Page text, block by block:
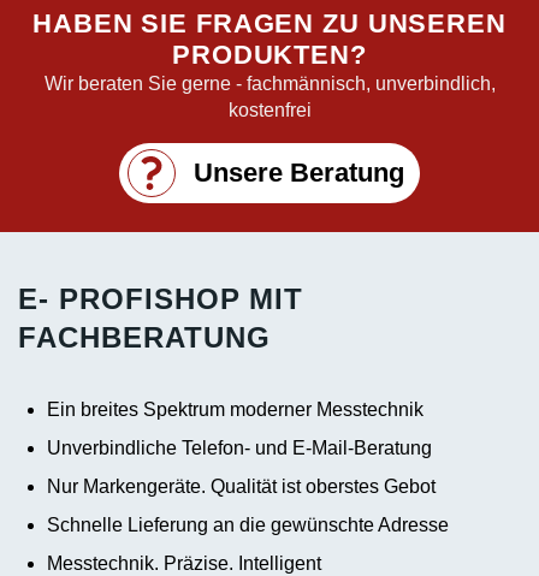
HABEN SIE FRAGEN ZU UNSEREN
PRODUKTEN?
Wir beraten Sie gerne - fachmännisch, unverbindlich,
kostenfrei
Unsere Beratung
E- PROFISHOP MIT
FACHBERATUNG
Ein breites Spektrum moderner Messtechnik
Unverbindliche Telefon- und E-Mail-Beratung
Nur Markengeräte. Qualität ist oberstes Gebot
Schnelle Lieferung an die gewünschte Adresse
Messtechnik. Präzise. Intelligent